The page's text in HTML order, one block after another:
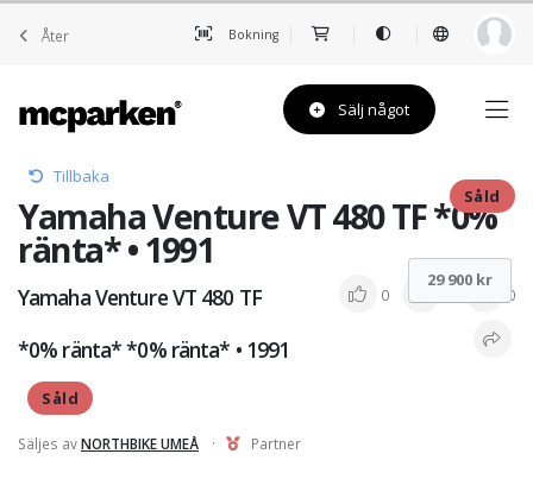
Åter Bokning
Sälj något
Tillbaka
Yamaha Venture VT 480 TF *0%
ränta* • 1991
Såld
Yamaha Venture VT 480 TF
*0% ränta* *0% ränta* • 1991
Såld
0 0
Säljes avNORTHBIKE UMEÅ · Partner
29 900 kr